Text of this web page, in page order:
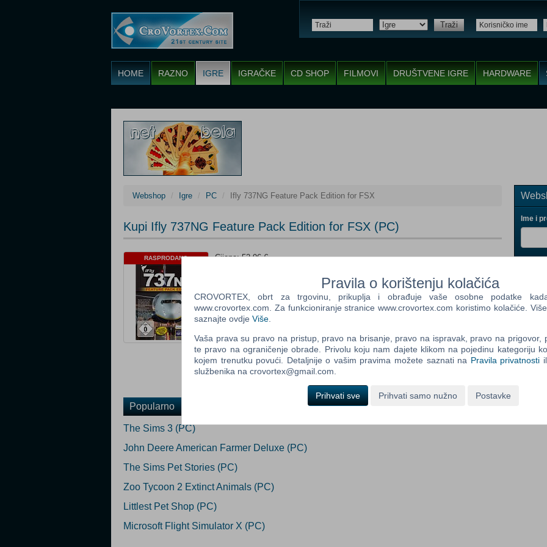
Traži
HOME RAZNO IGRE IGRAČKE CD SHOP FILMOVI DRUŠTVENE IGRE HARDWARE
Webshop Igre PC Ifly 737NG Feature Pack Edition for FSX
Kupi Ifly 737NG Feature Pack Edition for FSX (PC)
RASPRODANO
Cijena: 52,96 €
Status: Rasprodano
(Info o proizvodu)(Po narudžbi)
Ocijeni
Obavijesti me kada proizvod postane dostupan:
Email: Prijavi me
Popularno
The Sims 3 (PC)
John Deere American Farmer Deluxe (PC)
The Sims Pet Stories (PC)
Zoo Tycoon 2 Extinct Animals (PC)
Littlest Pet Shop (PC)
Microsoft Flight Simulator X (PC)
Ime i
One
Two
Pravila o korištenju kolačića
CROVORTEX, obrt za trgovinu, prikuplja i obrađuje vaše osobne podatke
www.crovortex.com. Za funkcioniranje stranice www.crovortex.com koristimo kolačiće.
saznajte ovdje Više
Vaša prava su pravo na pristup, pravo na brisanje, pravo na ispravak, pravo na prigovor,
te pravo na ograničenje obrade. Privolu koju nam dajete klikom na pojedinu kategoriju
kojem trenutku povući. Detaljnije o vašim pravima možete saznati na Pravila privatnosti
službenika na crovortex@gmail.com.
Prihvati sve Prihvati samo nužno Postavke